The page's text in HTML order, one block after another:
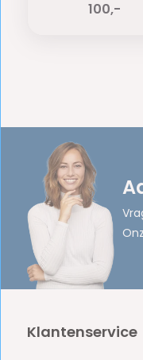
100,-
Klantenservice